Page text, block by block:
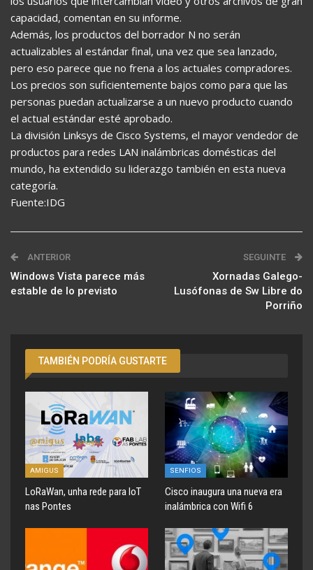
capacidad, comentan en su informe.
Además, los productos del borrador N no serán
actualizables al estándar final, una vez que sea lanzado,
pero eso parece que no frena a los actuales compradores.
Los precios son suficientemente bajos como para que las
personas puedan actualizarse a un nuevo producto cuando
el actual estándar esté aprobado.
La división Linksys de Cisco Systems, el mayor vendedor de
productos para redes LAN inalámbricas domésticas del
mundo, ha extendido su liderazgo también en esta nueva
categoría.
Fuente:IDG
ANTERIOR
Windows Vista parece más
estable de lo previsto
SEGUINTE
Xornadas Galego-
Lusófonas de Sw Libre do
Porriño
TAMBIÉN PODRÍA GUSTARTE
AMIGUS
LoRaWan, unha rede para IoT
nas Pontes
SENFIOS
Cisco inaugura una nueva era
inalámbrica con Wifi 6